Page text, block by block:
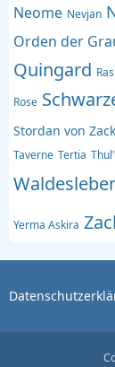
Neome Nevjan
Orden der
Quingard
Rose
Stordan von
Taverne Tertia
Yerma Askira